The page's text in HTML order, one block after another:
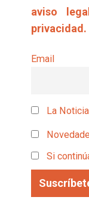
aviso legal
privacidad.
Email
La
Si